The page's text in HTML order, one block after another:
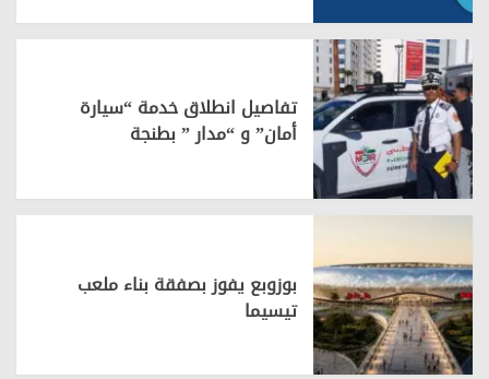
تفاصيل انطلاق خدمة “سيارة
أمان” و “مدار ” بطنجة
بوزوبع يفوز بصفقة بناء ملعب
تيسيما